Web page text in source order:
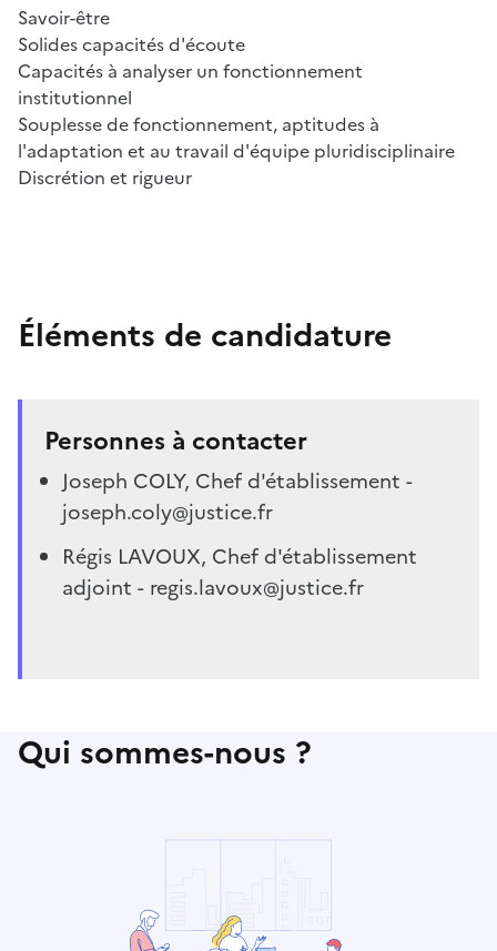
Savoir-être
Solides capacités d'écoute
Capacités à analyser un fonctionnement
institutionnel
Souplesse de fonctionnement, aptitudes à
l'adaptation et au travail d'équipe pluridisciplinaire
Discrétion et rigueur
Éléments de candidature
Personnes à contacter
Joseph COLY, Chef d'établissement -
joseph.coly@justice.fr
Régis LAVOUX, Chef d'établissement
adjoint - regis.lavoux@justice.fr
Qui sommes-nous ?